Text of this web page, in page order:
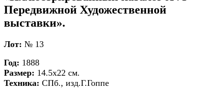
Передвижной Художественной
выставки».
Лот: № 13
Год: 1888
Размер: 14.5х22 см.
Техника: СПб., изд.Г.Гоппе